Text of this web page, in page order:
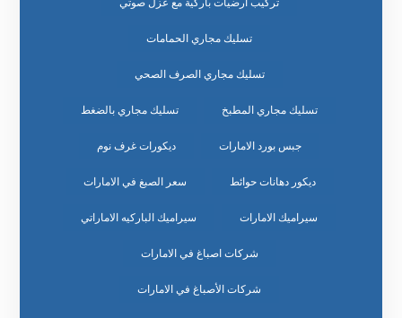
تركيب ارضيات باركية مع عزل صوتي
تسليك مجاري الحمامات
تسليك مجاري الصرف الصحي
تسليك مجاري المطبخ تسليك مجاري بالضغط
جبس بورد الامارات ديكورات غرف نوم
ديكور دهانات حوائط سعر الصبغ في الامارات
سيراميك الامارات سيراميك الباركيه الاماراتي
شركات اصباغ في الامارات
شركات الأصباغ في الامارات